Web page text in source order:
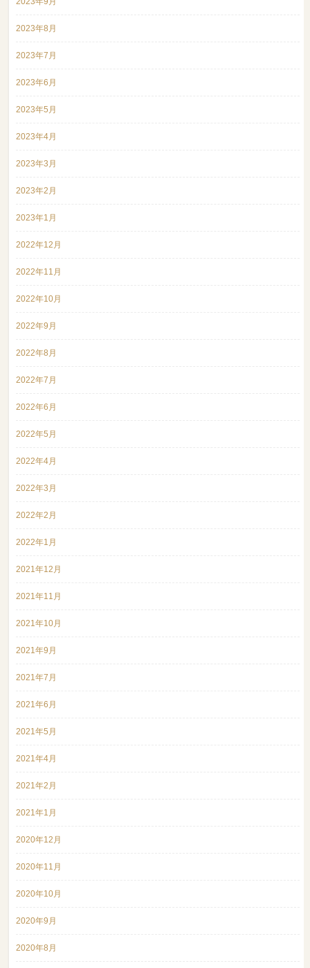
2023年8月
2023年7月
2023年6月
2023年5月
2023年4月
2023年3月
2023年2月
2023年1月
2022年12月
2022年11月
2022年10月
2022年9月
2022年8月
2022年7月
2022年6月
2022年5月
2022年4月
2022年3月
2022年2月
2022年1月
2021年12月
2021年11月
2021年10月
2021年9月
2021年7月
2021年6月
2021年5月
2021年4月
2021年2月
2021年1月
2020年12月
2020年11月
2020年10月
2020年9月
2020年8月